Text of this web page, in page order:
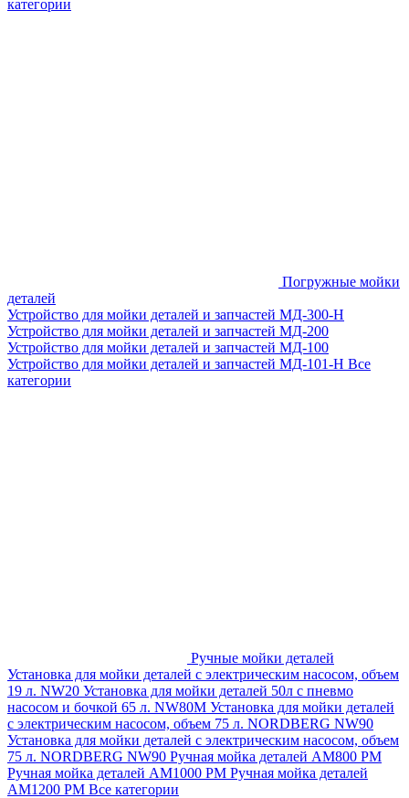
категории
Погружные мойки
деталей
Устройство для мойки деталей и запчастей МД-300-H
Устройство для мойки деталей и запчастей МД-200
Устройство для мойки деталей и запчастей МД-100
Устройство для мойки деталей и запчастей МД-101-Н Все
категории
Ручные мойки деталей
Установка для мойки деталей с электрическим насосом, объем
19 л. NW20 Установка для мойки деталей 50л с пневмо
насосом и бочкой 65 л. NW80M Установка для мойки деталей
с электрическим насосом, объем 75 л. NORDBERG NW90
Установка для мойки деталей с электрическим насосом, объем
75 л. NORDBERG NW90 Ручная мойка деталей АМ800 РМ
Ручная мойка деталей АМ1000 РМ Ручная мойка деталей
АМ1200 РМ Все категории